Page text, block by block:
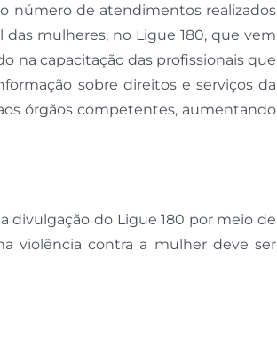
número de atendimentos realizados
mulheres, no Ligue 180, que vem
na capacitação das profissionais que
sobre direitos e serviços da
órgãos competentes, aumentando
divulgação do Ligue 180 por meio de
violência contra a mulher deve ser